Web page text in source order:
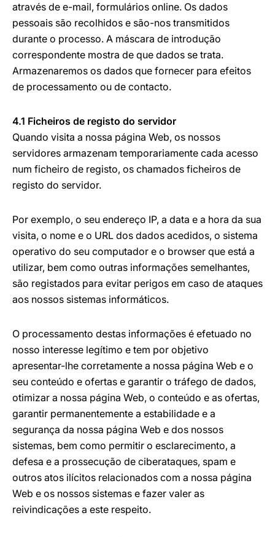
através de e-mail, formulários online. Os dados
pessoais são recolhidos e são-nos transmitidos
durante o processo. A máscara de introdução
correspondente mostra de que dados se trata.
Armazenaremos os dados que fornecer para efeitos
de processamento ou de contacto.
4.1 Ficheiros de registo do servidor
Quando visita a nossa página Web, os nossos
servidores armazenam temporariamente cada acesso
num ficheiro de registo, os chamados ficheiros de
registo do servidor.
Por exemplo, o seu endereço IP, a data e a hora da sua
visita, o nome e o URL dos dados acedidos, o sistema
operativo do seu computador e o browser que está a
utilizar, bem como outras informações semelhantes,
são registados para evitar perigos em caso de ataques
aos nossos sistemas informáticos.
O processamento destas informações é efetuado no
nosso interesse legítimo e tem por objetivo
apresentar-lhe corretamente a nossa página Web e o
seu conteúdo e ofertas e garantir o tráfego de dados,
otimizar a nossa página Web, o conteúdo e as ofertas,
garantir permanentemente a estabilidade e a
segurança da nossa página Web e dos nossos
sistemas, bem como permitir o esclarecimento, a
defesa e a prossecução de ciberataques, spam e
outros atos ilícitos relacionados com a nossa página
Web e os nossos sistemas e fazer valer as
reivindicações a este respeito.